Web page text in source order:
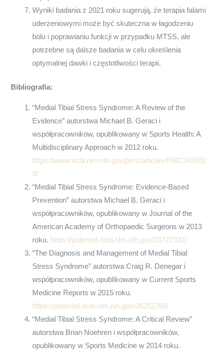
Wyniki badania z 2021 roku sugerują, że terapia falami
uderzeniowymi może być skuteczna w łagodzeniu
bólu i poprawianiu funkcji w przypadku MTSS, ale
potrzebne są dalsze badania w celu określenia
optymalnej dawki i częstotliwości terapii.
Bibliografia:
“Medial Tibial Stress Syndrome: A Review of the
Evidence” autorstwa Michael B. Geraci i
współpracowników, opublikowany w Sports Health: A
Multidisciplinary Approach w 2012 roku.
https://www.ncbi.nlm.nih.gov/pmc/articles/PMC343592
3/
“Medial Tibial Stress Syndrome: Evidence-Based
Prevention” autorstwa Michael B. Geraci i
współpracowników, opublikowany w Journal of the
American Academy of Orthopaedic Surgeons w 2013
roku. https://pubmed.ncbi.nlm.nih.gov/23727932/
“The Diagnosis and Management of Medial Tibial
Stress Syndrome” autorstwa Craig R. Denegar i
współpracowników, opublikowany w Current Sports
Medicine Reports w 2015 roku.
https://pubmed.ncbi.nlm.nih.gov/26252769/
“Medial Tibial Stress Syndrome: A Critical Review”
autorstwa Brian Noehren i współpracowników,
opublikowany w Sports Medicine w 2014 roku.